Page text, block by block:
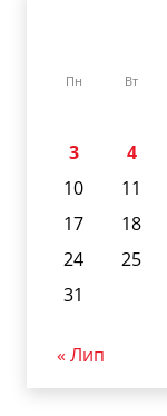
Пн Вт
3
4
10
11
17
18
24
25
31
« Лип